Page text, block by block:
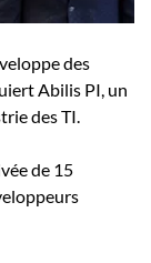
des
Abilis PI, un
des TI.
de 15